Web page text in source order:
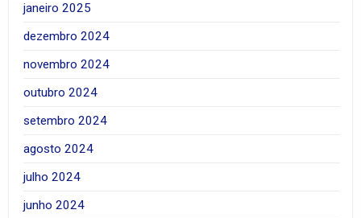
janeiro 2025
dezembro 2024
novembro 2024
outubro 2024
setembro 2024
agosto 2024
julho 2024
junho 2024